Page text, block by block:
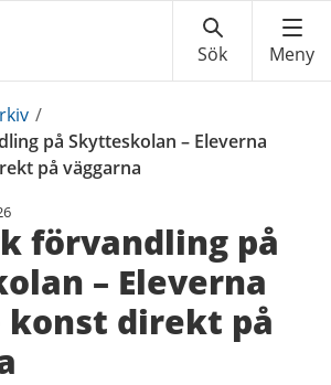
/
på Skytteskolan – Eleverna
på väggarna
förvandling på
– Eleverna
konst direkt på